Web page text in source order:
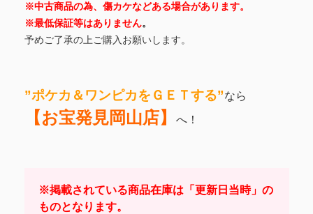
※中古商品の為、傷カケなどある場合があります。
※最低保証等はありません。
予めご了承の上ご購入お願いします。
”ポケカ＆ワンピカをＧＥＴする”なら
【お宝発見岡山店】 へ！
※掲載されている商品在庫は「更新日当時」の
ものとなります。